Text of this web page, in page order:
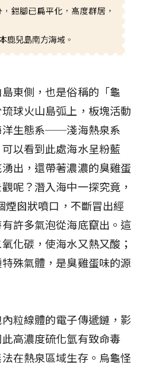
東側，也是俗稱的「龜
球火山島弧上，板塊活動
洋生態系──淺海熱泉系
以看到此處海水呈粉藍
出，還帶著濃濃的臭雞蛋
呢？潛入海中一探究竟，
煙囪狀噴口，不斷冒出經
許多氣泡從海底竄出。這
化碳，使海水又熱又酸；
殊氣體，是臭雞蛋味的源
粒線體的電子傳遞鏈，影
高濃度硫化氫有致命毒
在熱泉區域生存。烏龜怪